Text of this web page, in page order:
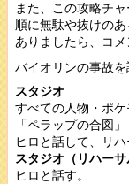
また、この攻略チ
順に無駄や抜けの
ありましたら、コ
バイオリンの事故を
スタジオ
すべての人物・ポ
「ペラップの合図」
ヒロと話して、リハ
スタジオ（リハーサ
ヒロと話す。